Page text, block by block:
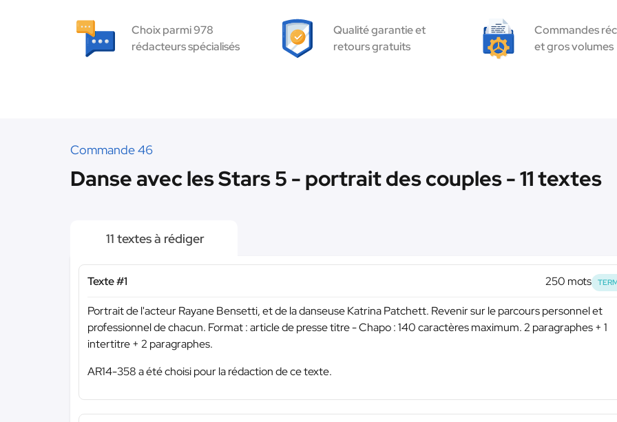
Choix parmi 978
rédacteurs spécialisés
Qualité garantie et
retours gratuits
Commandes
et gros volumes
Commande 46
Danse avec les Stars 5 - portrait des couples - 11 textes
11 textes à rédiger
Texte #1 250 mots
Portrait de l'acteur Rayane Bensetti, et de la danseuse Katrina Patchett. Revenir sur le parcours personnel et
professionnel de chacun. Format : article de presse titre - Chapo : 140 caractères maximum. 2 paragraphes + 1
intertitre + 2 paragraphes.
AR14-358 a été choisi pour la rédaction de ce texte.